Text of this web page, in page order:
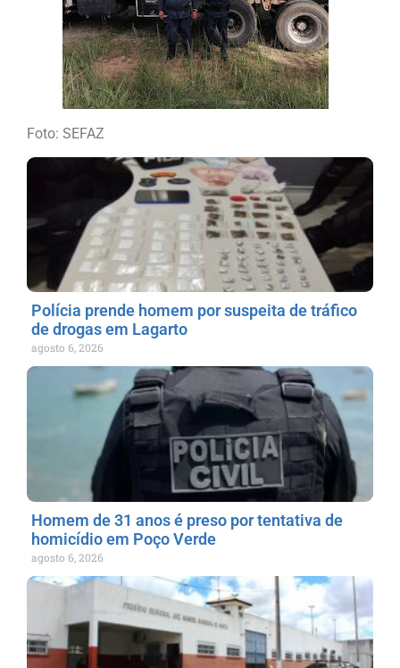
Foto: SEFAZ
Polícia prende homem por suspeita de tráfico
de drogas em Lagarto
agosto 6, 2026
Homem de 31 anos é preso por tentativa de
homicídio em Poço Verde
agosto 6, 2026